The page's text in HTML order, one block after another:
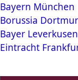
Bayern München
Borussia
Bayer Leverkusen
Eintracht